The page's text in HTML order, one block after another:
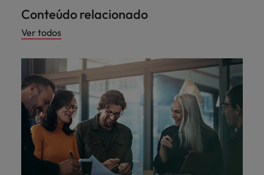
Conteúdo relacionado
Ver todos